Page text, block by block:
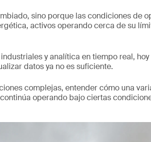
sino porque las condiciones de
activos operando cerca de su
y analítica en tiempo real,
datos ya no es suficiente.
complejas, entender cómo una
operando bajo ciertas